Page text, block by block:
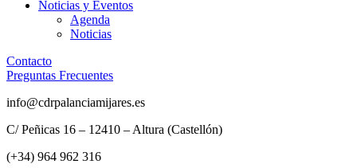
Noticias y Eventos
Agenda
Noticias
Contacto
Preguntas Frecuentes
info@cdrpalanciamijares.es
C/ Peñicas 16 – 12410 – Altura (Castellón)
(+34) 964 962 316